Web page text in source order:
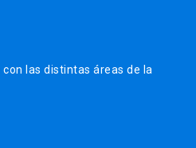
las distintas áreas de la